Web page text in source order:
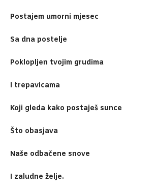
Postajem umorni mjesec
Sa dna postelje
Poklopljen tvojim grudima
I trepavicama
Koji gleda kako postaješ sunce
Što obasjava
Naše odbačene snove
I zaludne želje.